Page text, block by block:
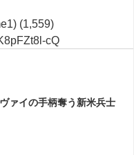
(1,559)
cQ
ァイの手柄奪う新米兵士